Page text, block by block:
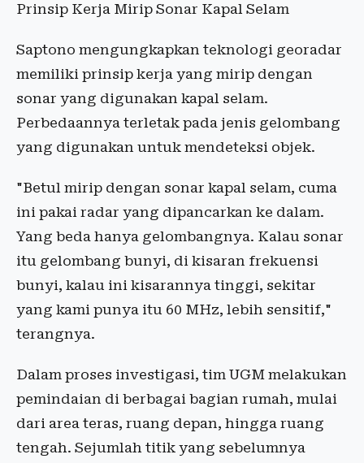
Prinsip Kerja Mirip Sonar Kapal Selam
Saptono mengungkapkan teknologi georadar
memiliki prinsip kerja yang mirip dengan
sonar yang digunakan kapal selam.
Perbedaannya terletak pada jenis gelombang
yang digunakan untuk mendeteksi objek.
"Betul mirip dengan sonar kapal selam, cuma
ini pakai radar yang dipancarkan ke dalam.
Yang beda hanya gelombangnya. Kalau sonar
itu gelombang bunyi, di kisaran frekuensi
bunyi, kalau ini kisarannya tinggi, sekitar
yang kami punya itu 60 MHz, lebih sensitif,"
terangnya.
Dalam proses investigasi, tim UGM melakukan
pemindaian di berbagai bagian rumah, mulai
dari area teras, ruang depan, hingga ruang
tengah. Sejumlah titik yang sebelumnya